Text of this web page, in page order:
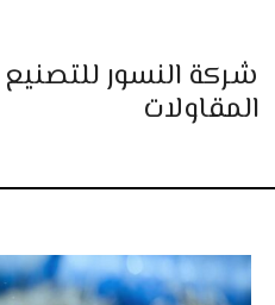
المحتوى
شركة النسور
المقاولات